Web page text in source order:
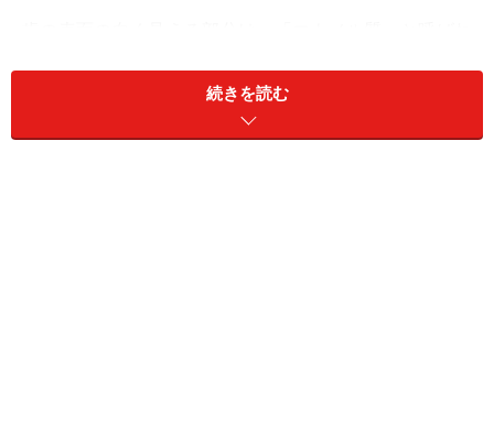
非常に固いため、削ったり穴をあけたりするのは簡単で
はありません。歯の治療でもダイヤモンド粒子がついた
続きを読む